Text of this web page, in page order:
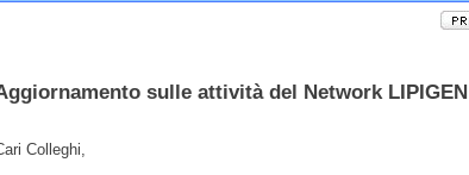
sulle attività del Network LIPIGEN
Colleghi,